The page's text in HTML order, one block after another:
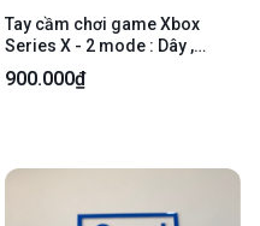
Tay cầm chơi game Xbox
Series X - 2 mode : Dây ,
bluetooth - Màu trắng - Ngoại
hình 97% - Body
900.000₫